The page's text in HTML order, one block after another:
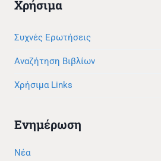
Χρήσιμα
Συχνές Ερωτήσεις
Αναζήτηση Βιβλίων
Χρήσιμα Links
Ενημέρωση
Νέα